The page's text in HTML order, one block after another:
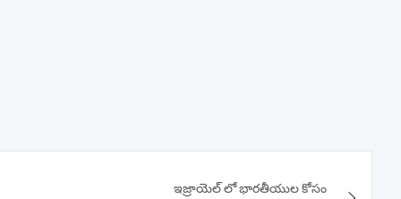
ఇజ్రాయెల్ లో భారతీయుల కోసం